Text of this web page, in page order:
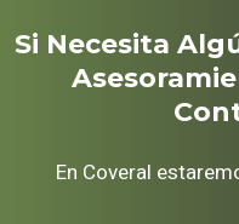
Si Necesita
En Coveral